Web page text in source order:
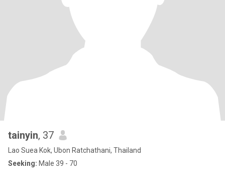
tainyin, 37
Lao Suea Kok, Ubon Ratchathani, Thailand
Seeking: Male 39 - 70